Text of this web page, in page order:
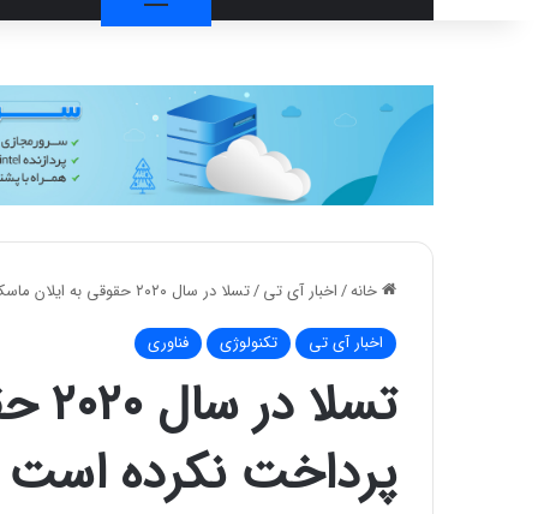
خانه/اخبار آی تی/تسلا در سال ۲۰۲۰ حقوقی به ایلان ماسک پرداخت نکرده است
اخبار آی تی تکنولوژی فناوری
پرداخت نکرده است